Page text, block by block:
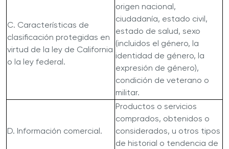
C. Características de
clasificación protegidas en
virtud de la ley de California
o la ley federal.
origen nacional,
ciudadanía, estado civil,
estado de salud, sexo
(incluidos el género, la
identidad de género, la
expresión de género),
condición de veterano o
militar.
D. Información comercial.
Productos o servicios
comprados, obtenidos o
considerados, u otros tipos
de historial o tendencia de